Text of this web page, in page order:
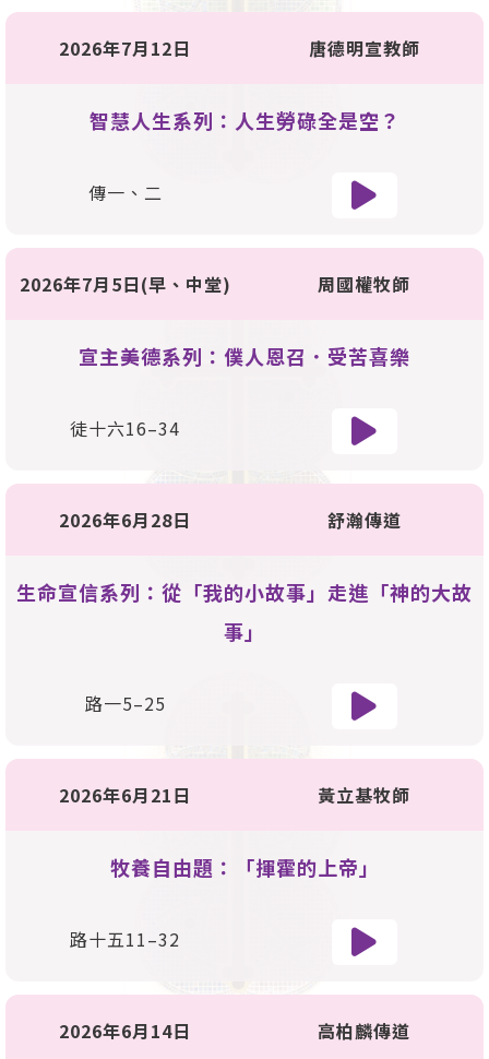
2026年7月12日 唐德明宣教師
智慧人生系列：人生勞碌全是空？
傳一、二
2026年7月5日(早、中堂) 周國權牧師
宣主美德系列：僕人恩召．受苦喜樂
徒十六16–34
2026年6月28日 舒瀚傳道
生命宣信系列：從「我的小故事」走進「神的大故
事」
路一5–25
2026年6月21日 黃立基牧師
牧養自由題：「揮霍的上帝」
路十五11–32
2026年6月14日 高柏麟傳道